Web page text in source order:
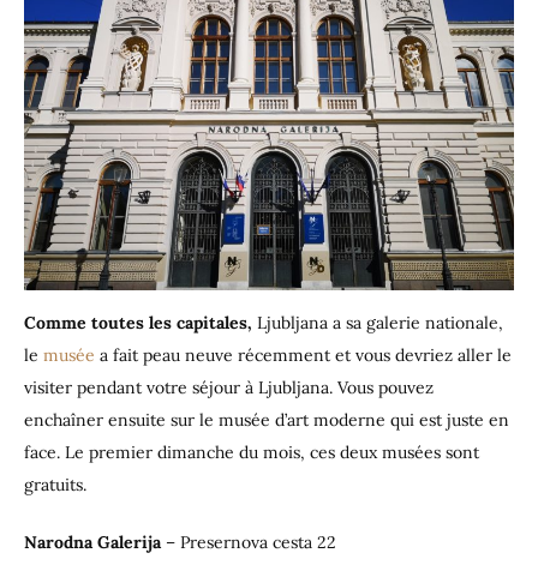
Comme toutes les capitales, Ljubljana a sa galerie nationale,
le musée a fait peau neuve récemment et vous devriez aller le
visiter pendant votre séjour à Ljubljana. Vous pouvez
enchaîner ensuite sur le musée d’art moderne qui est juste en
face. Le premier dimanche du mois, ces deux musées sont
gratuits.
Narodna Galerija– Presernova cesta 22